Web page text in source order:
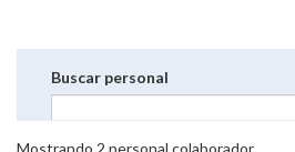
Buscar personal
Mostrando 2 personal colaborador